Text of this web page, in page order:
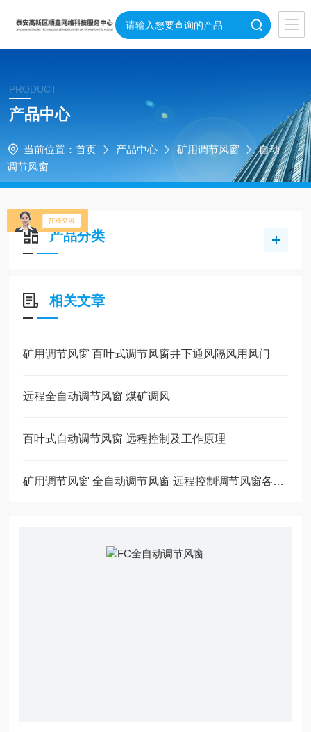
PRODUCT
产品中心
当前位置： 首页 产品中心 矿用调节风窗
自动
调节风窗
产品分类
相关文章
矿用调节风窗 百叶式调节风窗井下通风隔风用风门
远程全自动调节风窗 煤矿调风
百叶式自动调节风窗 远程控制及工作原理
矿用调节风窗 全自动调节风窗 远程控制调节风窗各自特点